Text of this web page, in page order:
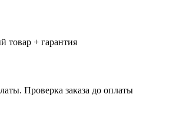
товар + гарантия
Проверка заказа до оплаты